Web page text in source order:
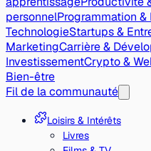
personnelProgrammation
TechnologieStartups &
MarketingCarrière &
InvestissementCrypto &
Bien-être
Fil de la communauté
Loisirs & Intérêts
Livres